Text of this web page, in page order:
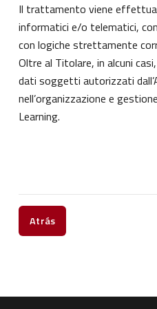
Il trattamento viene
informatici e/o telematici,
con logiche strettamente
Oltre al Titolare, in alcuni
dati soggetti autorizzati
nell’organizzazione e
Learning.
Atrás